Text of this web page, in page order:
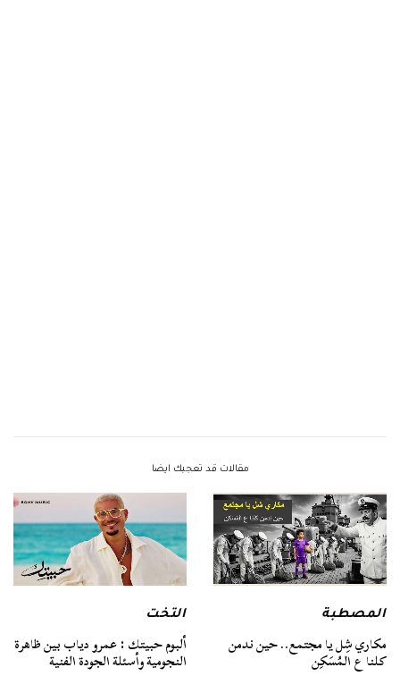
مقالات قد تعجبك ايضا
المصطبة
مكاري شِل يا مجتمع.. حين ندمن
كلنا ع المُسَكِن
التخت
ألبوم حبيتك : عمرو دياب بين ظاهرة
النجومية وأسئلة الجودة الفنية